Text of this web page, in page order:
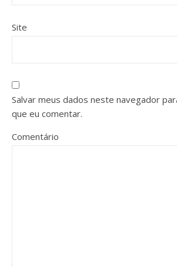
Site
Salvar meus dados neste navegador
que eu comentar.
Comentário